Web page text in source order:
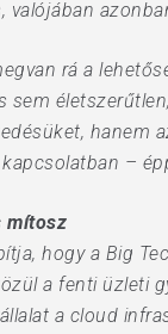
valójában
rá a
sem
hanem
–
mítosz
hogy a Big
a fenti üzleti
a cloud